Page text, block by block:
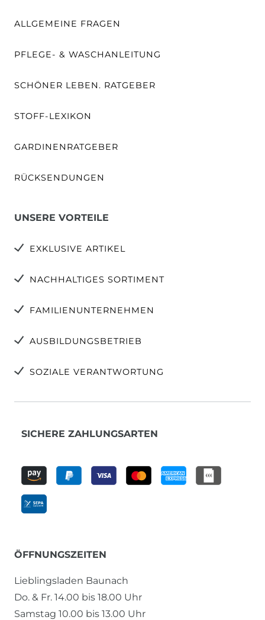
ALLGEMEINE FRAGEN
PFLEGE- & WASCHANLEITUNG
SCHÖNER LEBEN. RATGEBER
STOFF-LEXIKON
GARDINENRATGEBER
RÜCKSENDUNGEN
UNSERE VORTEILE
EXKLUSIVE ARTIKEL
NACHHALTIGES SORTIMENT
FAMILIENUNTERNEHMEN
AUSBILDUNGSBETRIEB
SOZIALE VERANTWORTUNG
SICHERE ZAHLUNGSARTEN
ÖFFNUNGSZEITEN
Lieblingsladen Baunach
Do. & Fr. 14.00 bis 18.00 Uhr
Samstag 10.00 bis 13.00 Uhr